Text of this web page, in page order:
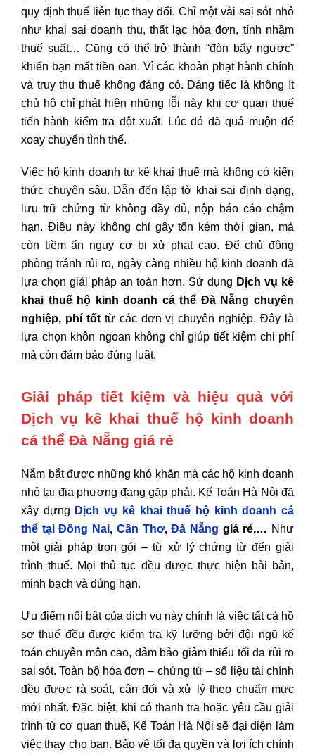
quy định thuế liên tục thay đổi. Chỉ một vài sai sót nhỏ
như khai sai doanh thu, thất lạc hóa đơn, tính nhầm
thuế suất… Cũng có thể trở thành “đòn bẩy ngược”
khiến bạn mất tiền oan. Vì các khoản phạt hành chính
và truy thu thuế không đáng có. Đáng tiếc là không ít
chủ hộ chỉ phát hiện những lỗi này khi cơ quan thuế
tiến hành kiểm tra đột xuất. Lúc đó đã quá muộn để
xoay chuyển tình thế.
Việc hộ kinh doanh tự kê khai thuế mà không có kiến
thức chuyên sâu. Dẫn đến lập tờ khai sai định dạng,
lưu trữ chứng từ không đầy đủ, nộp báo cáo chậm
hạn. Điều này không chỉ gây tốn kém thời gian, mà
còn tiềm ẩn nguy cơ bị xử phạt cao. Để chủ động
phòng tránh rủi ro, ngày càng nhiều hộ kinh doanh đã
lựa chọn giải pháp an toàn hơn. Sử dụng Dịch vụ kê
khai thuế hộ kinh doanh cá thể Đà Nẵng chuyên
nghiệp, phí tốttừ các đơn vị chuyên nghiệp. Đây là
lựa chọn khôn ngoan không chỉ giúp tiết kiệm chi phí
mà còn đảm bảo đúng luật.
Giải pháp tiết kiệm và hiệu quả với
Dịch vụ kê khai thuế hộ kinh doanh
cá thể Đà Nẵng giá rẻ
Nắm bắt được những khó khăn mà các hộ kinh doanh
nhỏ tại địa phương đang gặp phải. Kế Toán Hà Nội đã
xây dựng Dịch vụ kê khai thuế hộ kinh doanh cá
thể tại Đồng Nai, Cần Thơ,Đà Nẵng giá rẻ,… Như
một giải pháp trọn gói – từ xử lý chứng từ đến giải
trình thuế. Mọi thủ tục đều được thực hiện bài bản,
minh bạch và đúng hạn.
Ưu điểm nổi bật của dịch vụ này chính là việc tất cả hồ
sơ thuế đều được kiểm tra kỹ lưỡng bởi đội ngũ kế
toán chuyên môn cao, đảm bảo giảm thiểu tối đa rủi ro
sai sót. Toàn bộ hóa đơn – chứng từ – số liệu tài chính
đều được rà soát, cân đối và xử lý theo chuẩn mực
mới nhất. Đặc biệt, khi có thanh tra hoặc yêu cầu giải
trình từ cơ quan thuế, Kế Toán Hà Nội sẽ đại diện làm
việc thay cho bạn. Bảo vệ tối đa quyền và lợi ích chính